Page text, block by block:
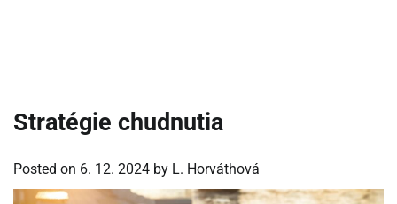
Stratégie chudnutia
Posted on 6. 12. 2024 by L. Horváthová